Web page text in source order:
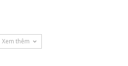
Xem thêm